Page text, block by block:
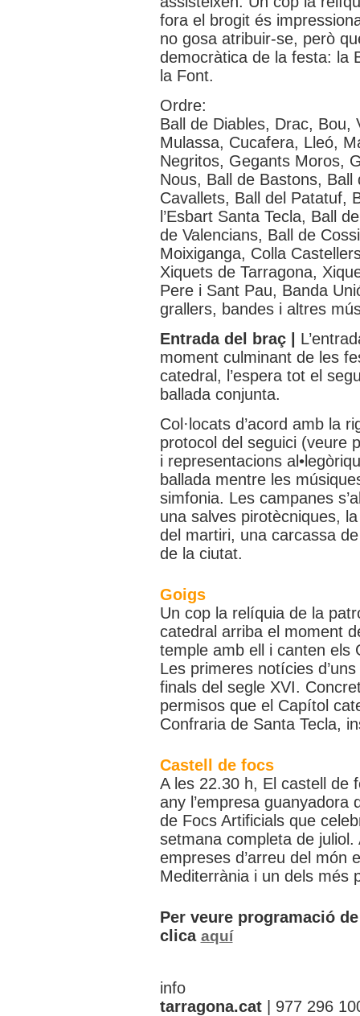
fora el brogit és
no gosa atribuir-se, però
democràtica de la festa: la
la Font.
Ordre:
Ball de Diables, Drac, Bou,
Mulassa, Cucafera, Lleó,
Negritos, Gegants Moros,
Nous, Ball de Bastons,
Cavallets, Ball del Patatuf,
l’Esbart Santa Tecla, Ball
de Valencians, Ball de
Moixiganga, Colla
Xiquets de Tarragona,
Pere i Sant Pau, Banda
grallers, bandes i altres
Entrada del braç |
moment culminant de les
catedral, l’espera tot el
ballada conjunta.
Col·locats d’acord amb la
protocol del seguici (veure
i representacions
ballada mentre les
simfonia. Les campanes
una salves pirotècniques,
del martiri, una carcassa
de la ciutat.
Goigs
Un cop la relíquia de la
catedral arriba el moment
temple amb ell i canten els
Les primeres notícies
finals del segle XVI.
permisos que el Capítol
Confraria de Santa Tecla,
Castell de focs
A les 22.30 h, El castell de
any l’empresa guanyadora
de Focs Artificials que
setmana completa de
empreses d’arreu del món
Mediterrània i un dels més
Per veure programació
clica aquí
info
tarragona.cat| 977 296